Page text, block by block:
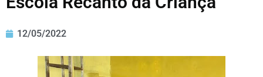
12/05/2022